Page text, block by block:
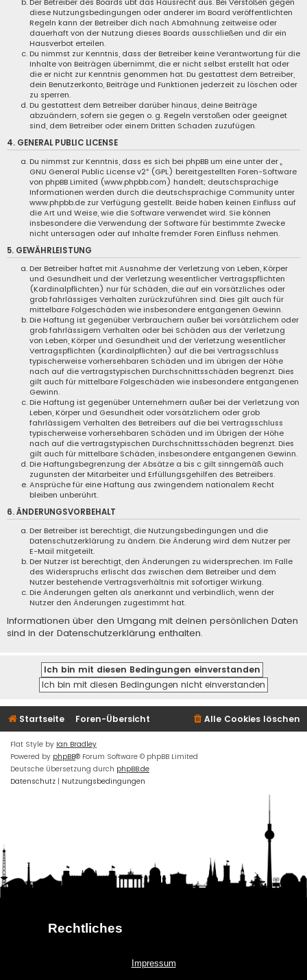
diese Nutzungsbedingungen oder anderer im Board veröffentlichten
Regeln kann der Betreiber dich nach Abmahnung zeitweise oder
dauerhaft von der Nutzung dieses Boards ausschließen und dir ein
Hausverbot erteilen.
Du nimmst zur Kenntnis, dass der Betreiber keine Verantwortung für die
Inhalte von Beiträgen übernimmt, die er nicht selbst erstellt hat oder
die er nicht zur Kenntnis genommen hat. Du gestattest dem Betreiber,
dein Benutzerkonto, Beiträge und Funktionen jederzeit zu löschen oder
zu sperren.
Du gestattest dem Betreiber darüber hinaus, deine Beiträge
abzuändern, sofern sie gegen o. g. Regeln verstoßen oder geeignet
sind, dem Betreiber oder einem Dritten Schaden zuzufügen.
4. GENERAL PUBLIC LICENSE
Du nimmst zur Kenntnis, dass es sich bei phpBB um eine unter der „
GNU General Public License v2“ (GPL) bereitgestellten Foren-Software
von phpBB Limited (www.phpbb.com) handelt; deutschsprachige
Informationen werden durch die deutschsprachige Community unter
www.phpbb.de zur Verfügung gestellt. Beide haben keinen Einfluss auf
die Art und Weise, wie die Software verwendet wird. Sie können
insbesondere die Verwendung der Software für bestimmte Zwecke
nicht untersagen oder auf Inhalte fremder Foren Einfluss nehmen.
5. GEWÄHRLEISTUNG
Der Betreiber haftet mit Ausnahme der Verletzung von Leben, Körper
und Gesundheit und der Verletzung wesentlicher Vertragspflichten
(Kardinalpflichten) nur für Schäden, die auf ein vorsätzliches oder
grob fahrlässiges Verhalten zurückzuführen sind. Dies gilt auch für
mittelbare Folgeschäden wie insbesondere entgangenen Gewinn.
Die Haftung ist gegenüber Verbrauchern außer bei vorsätzlichem oder
grob fahrlässigem Verhalten oder bei Schäden aus der Verletzung
von Leben, Körper und Gesundheit und der Verletzung wesentlicher
Vertragspflichten (Kardinalpflichten) auf die bei Vertragsschluss
typischerweise vorhersehbaren Schäden und im übrigen der Höhe
nach auf die vertragstypischen Durchschnittsschäden begrenzt. Dies
gilt auch für mittelbare Folgeschäden wie insbesondere entgangenen
Gewinn.
Die Haftung ist gegenüber Unternehmern außer bei der Verletzung von
Leben, Körper und Gesundheit oder vorsätzlichem oder grob
fahrlässigem Verhalten des Betreibers auf die bei Vertragsschluss
typischerweise vorhersehbaren Schäden und im Übrigen der Höhe
nach auf die vertragstypischen Durchschnittsschäden begrenzt. Dies
gilt auch für mittelbare Schäden, insbesondere entgangenen Gewinn.
Die Haftungsbegrenzung der Absätze a bis c gilt sinngemäß auch
zugunsten der Mitarbeiter und Erfüllungsgehilfen des Betreibers.
Ansprüche für eine Haftung aus zwingendem nationalem Recht
bleiben unberührt.
6. ÄNDERUNGSVORBEHALT
Der Betreiber ist berechtigt, die Nutzungsbedingungen und die
Datenschutzerklärung zu ändern. Die Änderung wird dem Nutzer per
E-Mail mitgeteilt.
Der Nutzer ist berechtigt, den Änderungen zu widersprechen. Im Falle
des Widerspruchs erlischt das zwischen dem Betreiber und dem
Nutzer bestehende Vertragsverhältnis mit sofortiger Wirkung.
Die Änderungen gelten als anerkannt und verbindlich, wenn der
Nutzer den Änderungen zugestimmt hat.
Informationen über den Umgang mit deinen persönlichen Daten
sind in der Datenschutzerklärung enthalten.
Startseite Foren-Übersicht Alle Cookies löschen
Flat Style by Ian Bradley
Powered by phpBB® Forum Software © phpBB Limited
Deutsche Übersetzung durch phpBB.de
Datenschutz | Nutzungsbedingungen
Rechtliches
Impressum